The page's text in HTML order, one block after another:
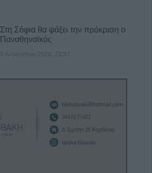
Στη Σόφια θα ψάξει την πρόκριση ο
Παναθηναϊκός
5 Αυγούστου 2026, 23:33